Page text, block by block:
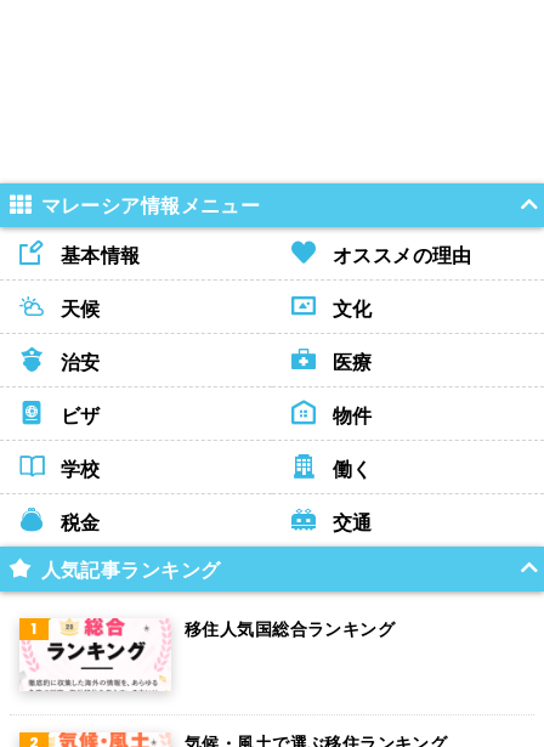
マレーシア情報メニュー
基本情報
オススメの理由
天候
文化
治安
医療
ビザ
物件
学校
働く
税金
交通
人気記事ランキング
移住人気国総合ランキング